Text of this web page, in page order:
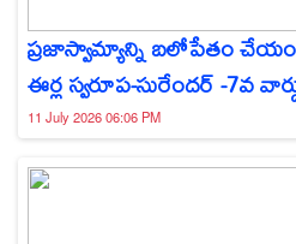
ప్రజాస్వామ్యాన్ని బలోపేతం
ఈర్ల స్వరూప-సురేందర్ -7వ
11 July 2026 06:06 PM